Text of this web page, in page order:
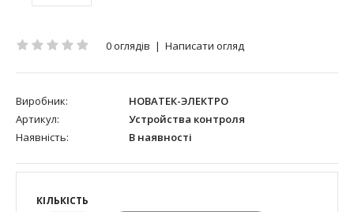
0 оглядів | Написати огляд
Виробник:
НОВАТЕК-ЭЛЕКТРО
Артикул:
Устройства контроля
Наявність:
В наявності
КІЛЬКІСТЬ